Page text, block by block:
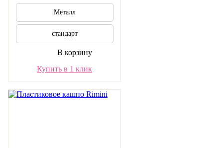
Металл
стандарт
В корзину
Купить в 1 клик